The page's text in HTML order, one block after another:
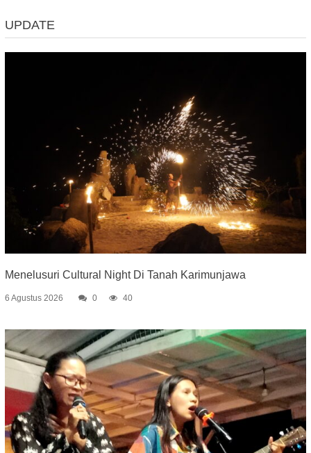
UPDATE
Menelusuri Cultural Night Di Tanah Karimunjawa
6 Agustus 2026 0 40